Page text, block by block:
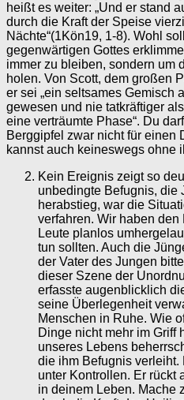
heißt es weiter: „Und er stand
durch die Kraft der Speise
Nächte“(1Kön19, 1-8). Wohl
gegenwärtigen Gottes
immer zu bleiben, sondern um
holen. Von Scott, dem großen
er sei „ein seltsames Gemisch
gewesen und nie tatkräftiger
eine verträumte Phase“. Du
Berggipfel zwar nicht für einen
kannst auch keineswegs ohne
Kein Ereignis zeigt so
unbedingte Befugnis, die
herabstieg, war die
verfahren. Wir haben
Leute planlos
tun sollten. Auch die
der Vater des Jungen
dieser Szene der
erfasste augenblicklich
seine Überlegenheit
Menschen in Ruhe. Wie
Dinge nicht mehr im Griff
unseres Lebens
die ihm Befugnis
unter Kontrollen. Er rückt
in deinem Leben. Mache